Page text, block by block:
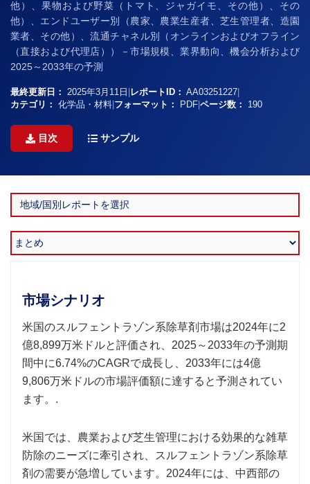
他）、果物および野菜（トマト、ジャガイモ、その他）、その
他）、エンドユーザー別（農家、農業生産者、芝生管理者、造園
業者、その他）、流通チャネル別（オンラインおよびオフライン
（直接および代理店））－市場規模、業界動向、機会分析および
2025～2033年の予測
最終更新日： 2025年3月11日 レポートID： AA03251227
カテゴリ：
化学品・材料 フォーマット： PDF ページ数： 190
目次 サンプル
市場シナリオ
米国のスルフェントラゾン系除草剤市場は2024年に2
億8,899万米ドルと評価され、2025～2033年の予測期
間中に6.74%のCAGRで成長し、2033年には4億
9,806万米ドルの市場評価額に達すると予測されてい
ます。.
米国では、農業および芝生管理における効果的な雑草
防除のニーズに牽引され、スルフェントラゾン系除草
剤の需要が急増しています。2024年には、中西部の